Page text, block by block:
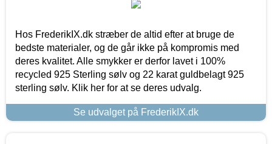
Hos FrederikIX.dk stræber de altid efter at bruge de
bedste materialer, og de går ikke på kompromis med
deres kvalitet. Alle smykker er derfor lavet i 100%
recycled 925 Sterling sølv og 22 karat guldbelagt 925
sterling sølv. Klik her for at se deres udvalg.
Se udvalget på FrederikIX.dk